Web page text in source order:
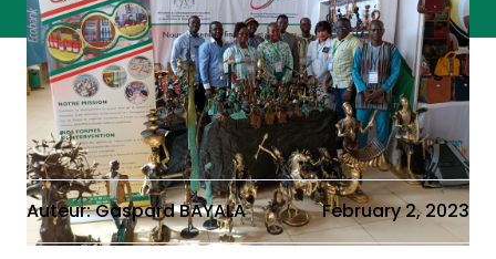
Auteur: Gaspard BAYALA February 2, 2023